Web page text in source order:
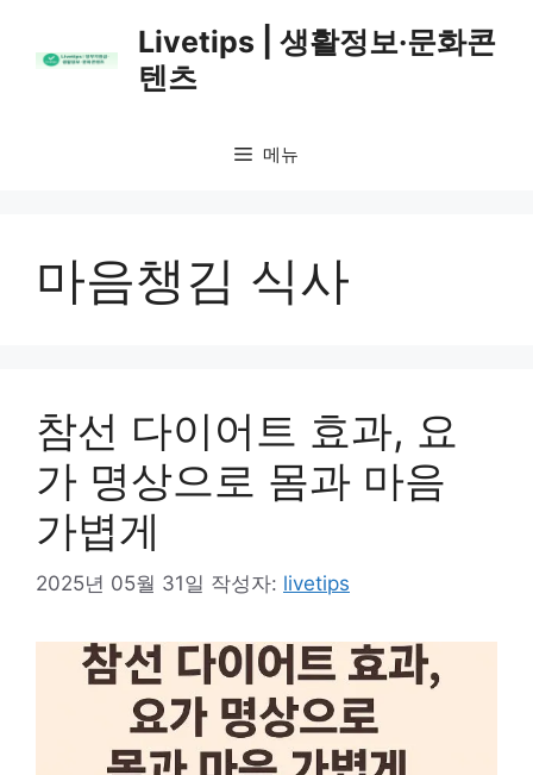
Livetips | 생활정보·문화콘
텐츠
메뉴
마음챙김 식사
참선 다이어트 효과, 요
가 명상으로 몸과 마음
가볍게
2025년 05월 31일 작성자: livetips